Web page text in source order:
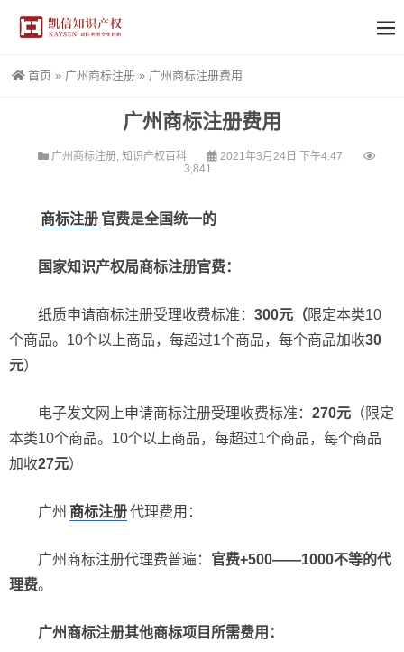
首页 » 广州商标注册 » 广州商标注册费用
广州商标注册费用
广州商标注册, 知识产权百科
2021年3月24日 下午4:47
3,841
商标注册 官费是全国统一的
国家知识产权局商标注册官费：
纸质申请商标注册受理收费标准： 300元（ 限定本类10
个商品。10个以上商品，每超过1个商品，每个商品加收30
元）
电子发文网上申请商标注册受理收费标准： 270元 （限定
本类10个商品。10个以上商品，每超过1个商品，每个商品
加收27元）
广州 商标注册代理费用：
广州商标注册代理费普遍： 官费+500——1000不等的代
理费。
广州商标注册其他商标项目所需费用：